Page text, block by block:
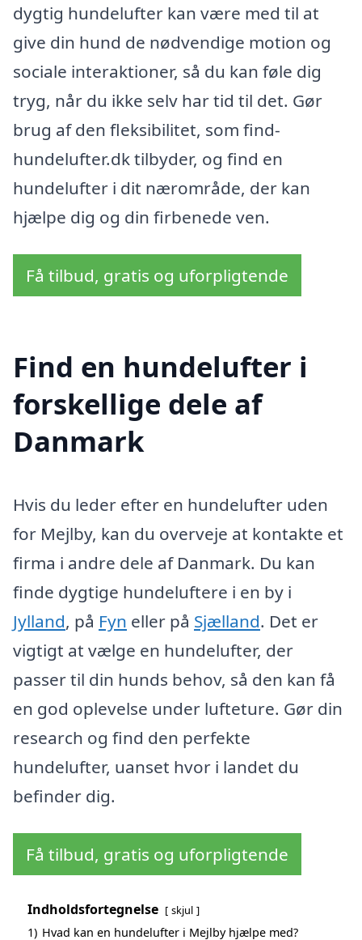
dygtig hundelufter kan være med til at
give din hund de nødvendige motion og
sociale interaktioner, så du kan føle dig
tryg, når du ikke selv har tid til det. Gør
brug af den fleksibilitet, som find-
hundelufter.dk tilbyder, og find en
hundelufter i dit nærområde, der kan
hjælpe dig og din firbenede ven.
Få tilbud, gratis og uforpligtende
Find en hundelufter i
forskellige dele af
Danmark
Hvis du leder efter en hundelufter uden
for Mejlby, kan du overveje at kontakte et
firma i andre dele af Danmark. Du kan
finde dygtige hundeluftere i en by i
Jylland, på Fyn eller på Sjælland. Det er
vigtigt at vælge en hundelufter, der
passer til din hunds behov, så den kan få
en god oplevelse under lufteture. Gør din
research og find den perfekte
hundelufter, uanset hvor i landet du
befinder dig.
Få tilbud, gratis og uforpligtende
Indholdsfortegnelse skjul
1) Hvad kan en hundelufter i Mejlby hjælpe med?